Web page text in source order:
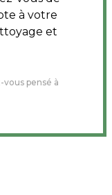
à votre
et
pensé à